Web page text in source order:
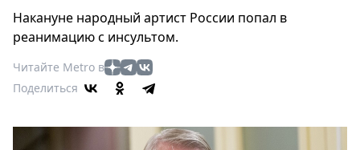
Туризм
Мода
Театр
Кино
Накануне народный артист России попал в
реанимацию с инсультом.
Читайте Metro в
Поделиться